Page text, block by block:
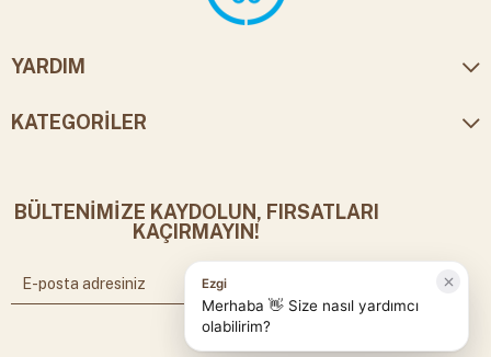
YARDIM
KATEGORİLER
BÜLTENİMİZE KAYDOLUN, FIRSATLARI
KAÇIRMAYIN!